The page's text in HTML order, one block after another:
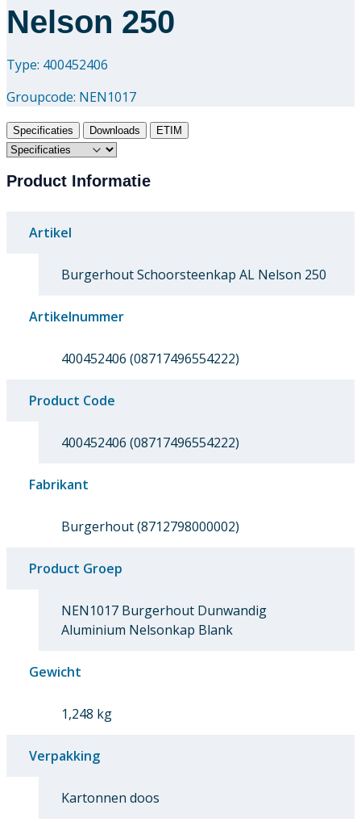
Nelson 250
Type: 400452406
Groupcode: NEN1017
Specificaties Downloads ETIM
Product Informatie
Artikel
Burgerhout Schoorsteenkap AL Nelson 250
Artikelnummer
400452406 (08717496554222)
Product Code
400452406 (08717496554222)
Fabrikant
Burgerhout (8712798000002)
Product Groep
NEN1017 Burgerhout Dunwandig
Aluminium Nelsonkap Blank
Gewicht
1,248 kg
Verpakking
Kartonnen doos